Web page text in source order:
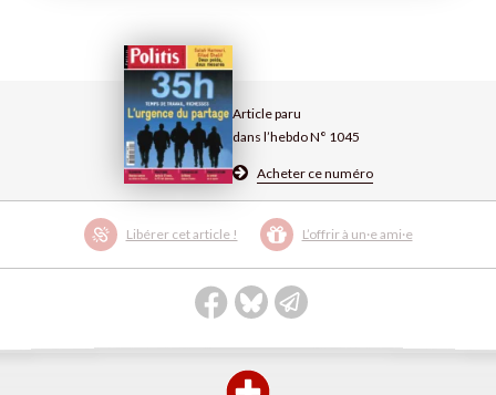
Article paru
dans l’hebdo N° 1045
Acheter ce numéro
Libérer cet article ! L’offrir à un·e ami·e